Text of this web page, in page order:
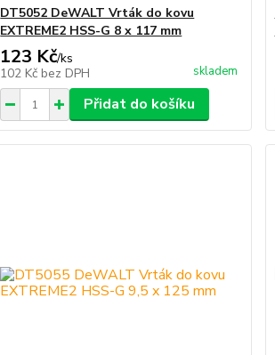
DT5052 DeWALT Vrták do kovu
EXTREME2 HSS-G 8 x 117 mm
123 Kč/ks
102 Kč bez DPH skladem
Přidat do košíku